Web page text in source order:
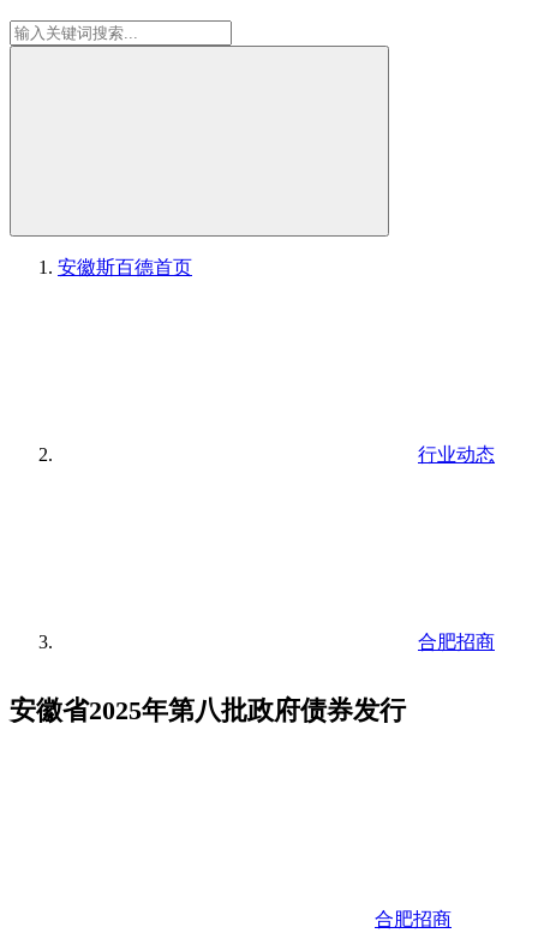
安徽斯百德首页
行业动态
合肥招商
安徽省2025年第八批政府债券发行
合肥招商